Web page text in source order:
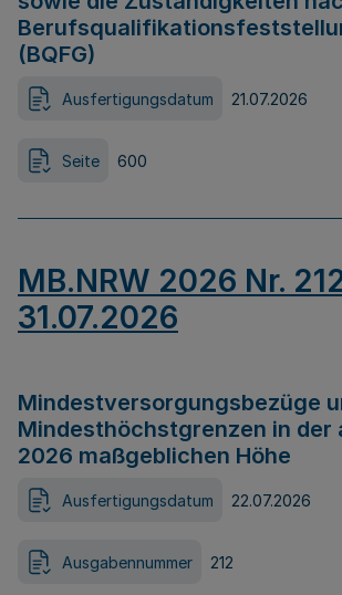
(BQFG)
Ausfertigungsdatum 21.07.2026
Seite 600
MB.NRW 2026 Nr.
31.07.2026
Mindestversorgungsbezüge
Mindesthöchstgrenzen in der
2026 maßgeblichen Höhe
Ausfertigungsdatum 22.07.2026
Ausgabennummer 212